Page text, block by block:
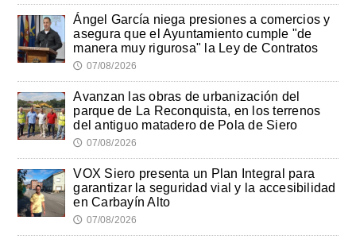
Ángel García niega presiones a comercios y
asegura que el Ayuntamiento cumple "de
manera muy rigurosa" la Ley de Contratos
🕔 07/08/2026
Avanzan las obras de urbanización del
parque de La Reconquista, en los terrenos
del antiguo matadero de Pola de Siero
🕔 07/08/2026
VOX Siero presenta un Plan Integral para
garantizar la seguridad vial y la accesibilidad
en Carbayín Alto
🕔 07/08/2026